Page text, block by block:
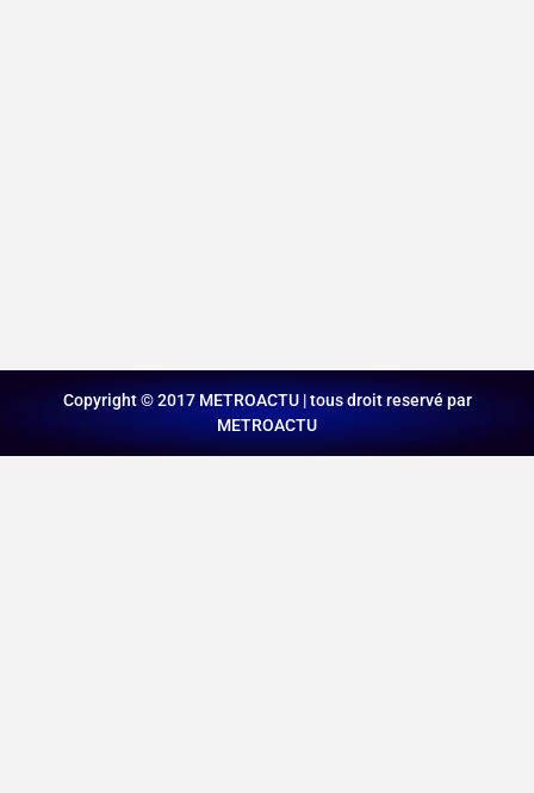
Copyright © 2017 METROACTU | tous droit reservé par
METROACTU